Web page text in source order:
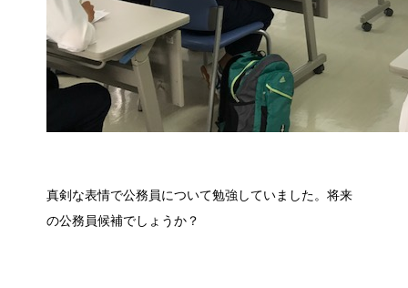
真剣な表情で公務員について勉強していました。将来
の公務員候補でしょうか？